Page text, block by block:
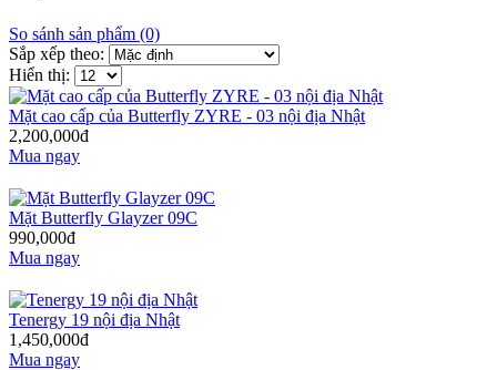
So sánh sản phẩm (0)
Sắp xếp theo:
Hiển thị:
Mặt cao cấp của Butterfly ZYRE - 03 nội địa Nhật
2,200,000đ
Mua ngay
Mặt Butterfly Glayzer 09C
990,000đ
Mua ngay
Tenergy 19 nội địa Nhật
1,450,000đ
Mua ngay